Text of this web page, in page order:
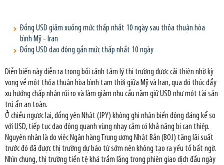
Đồng USD giảm xuống mức thấp nhất 10 ngày sau thỏa thuận hòa
bình Mỹ - Iran
Đồng USD dao động gần mức thấp nhất 10 ngày
Diễn biến này diễn ra trong bối cảnh tâm lý thị trường được cải thiện nhờ kỳ
vọng về một thỏa thuận hòa bình tạm thời giữa Mỹ và Iran, qua đó thúc đẩy
xu hướng chấp nhận rủi ro và làm giảm nhu cầu nắm giữ USD như một tài sản
trú ẩn an toàn.
Ở chiều ngược lại, đồng yên Nhật (JPY) không ghi nhận biến động đáng kể so
với USD, tiếp tục dao động quanh vùng nhạy cảm có khả năng bị can thiệp.
Nguyên nhân là do việc Ngân hàng Trung ương Nhật Bản (BOJ) tăng lãi suất
trước đó đã được thị trường dự báo từ sớm nên không tạo ra yếu tố bất ngờ.
Nhìn chung, thị trường tiền tệ khá trầm lắng trong phiên giao dịch đầu ngày